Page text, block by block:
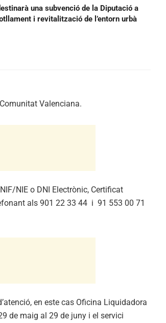
una subvenció de la Diputació a
i revitalització de l’entorn urbà
Valenciana.
NIE o DNI Electrònic, Certificat
als 901 22 33 44 i 91 553 00 71
en este cas Oficina Liquidadora
de maig al 29 de juny i el servici